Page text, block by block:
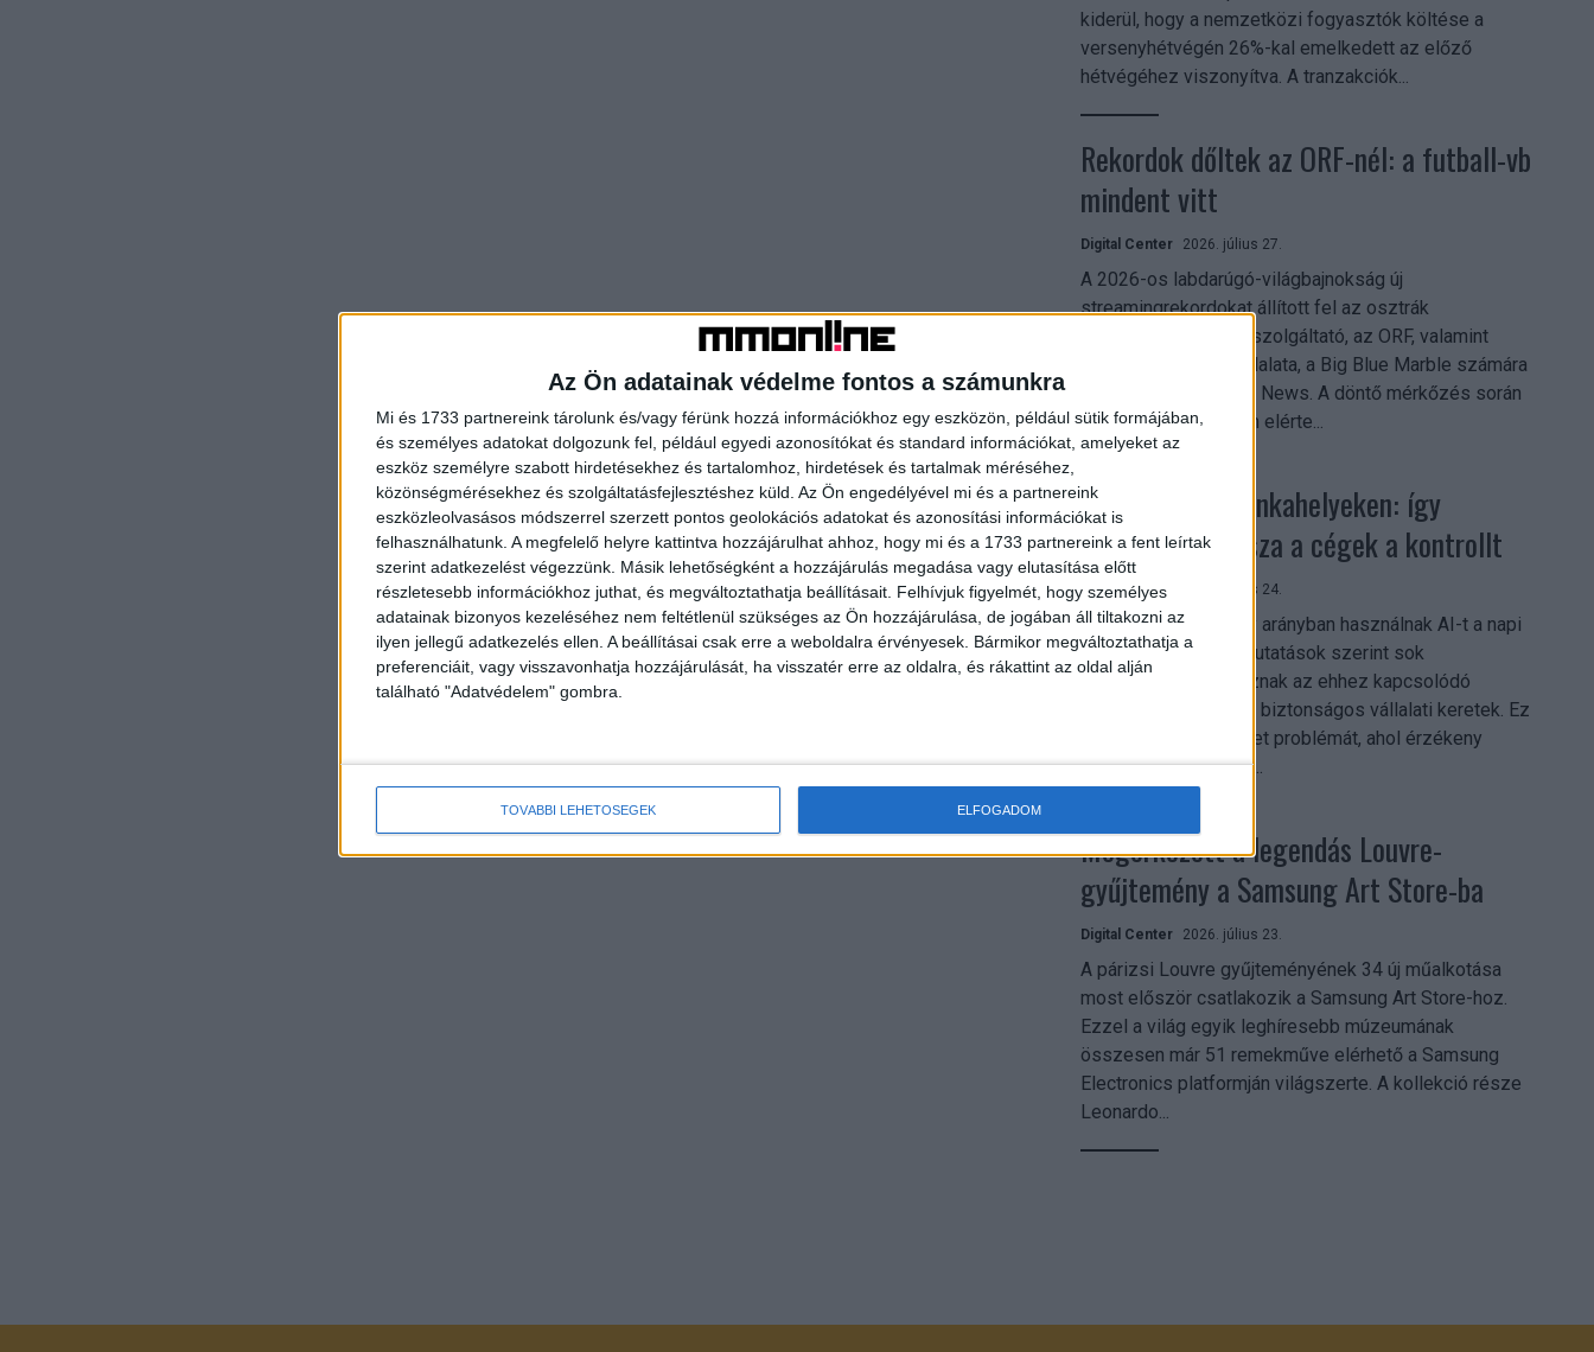
Az Ön adatainak védelme fontos a számunkra
Mi és 1733 partnereink tárolunk és/vagy férünk hozzá információkhoz egy eszközön, például sütik formájában,
és személyes adatokat dolgozunk fel, például egyedi azonosítókat és standard információkat, amelyeket az
eszköz személyre szabott hirdetésekhez és tartalomhoz, hirdetések és tartalmak méréséhez,
közönségmérésekhez és szolgáltatásfejlesztéshez küld. Az Ön engedélyével mi és a partnereink
eszközleolvasásos módszerrel szerzett pontos geolokációs adatokat és azonosítási információkat is
felhasználhatunk. A megfelelő helyre kattintva hozzájárulhat ahhoz, hogy mi és a 1733 partnereink a fent leírtak
szerint adatkezelést végezzünk. Másik lehetőségként a hozzájárulás megadása vagy elutasítása előtt
részletesebb információkhoz juthat, és megváltoztathatja beállításait. Felhívjuk figyelmét, hogy személyes
adatainak bizonyos kezeléséhez nem feltétlenül szükséges az Ön hozzájárulása, de jogában áll tiltakozni az
ilyen jellegű adatkezelés ellen. A beállításai csak erre a weboldalra érvényesek. Bármikor megváltoztathatja a
preferenciáit, vagy visszavonhatja hozzájárulását, ha visszatér erre az oldalra, és rákattint az oldal alján
található "Adatvédelem" gombra.
TOVÁBBI LEHETŐSÉGEK ELFOGADOM
kiderül, hogy a nemzetközi fogyasztók költése a
versenyhétvégén 26%-kal emelkedett az előző
hétvégéhez viszonyítva. A tranzakciók...
Rekordok dőltek az ORF-nél: a futball-vb
mindent vitt
Digital Center 2026. július 27.
A 2026-os labdarúgó-világbajnokság új
streamingrekordokat állított fel az osztrák
közszolgálati műsorszolgáltató, az ORF, valamint
technológiai leányvállalata, a Big Blue Marble számára
– írja a Broadband TV News. A döntő mérkőzés során
az átlagos nézőszám elérte...
Shadow AI a munkahelyeken: így
szerezhetik vissza a cégek a kontrollt
Digital Center 2026. július 24.
A munkavállalók nagy arányban használnak AI-t a napi
munkában, ám friss kutatások szerint sok
szervezetnél hiányoznak az ehhez kapcsolódó
világos irányelvek és biztonságos vállalati keretek. Ez
különösen ott jelenthet problémát, ahol érzékeny
üzleti információkkal...
Megérkezett a legendás Louvre-
gyűjtemény a Samsung Art Store-ba
Digital Center 2026. július 23.
A párizsi Louvre gyűjteményének 34 új műalkotása
most először csatlakozik a Samsung Art Store-hoz.
Ezzel a világ egyik leghíresebb múzeumának
összesen már 51 remekműve elérhető a Samsung
Electronics platformján világszerte. A kollekció része
Leonardo...